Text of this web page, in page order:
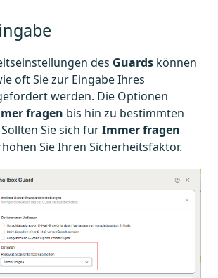
des Guards können
oft Sie zur Eingabe Ihres
werden. Die Optionen
fragen bis hin zu bestimmten
Sie sich fürImmer fragen
Sie Ihren Sicherheitsfaktor.